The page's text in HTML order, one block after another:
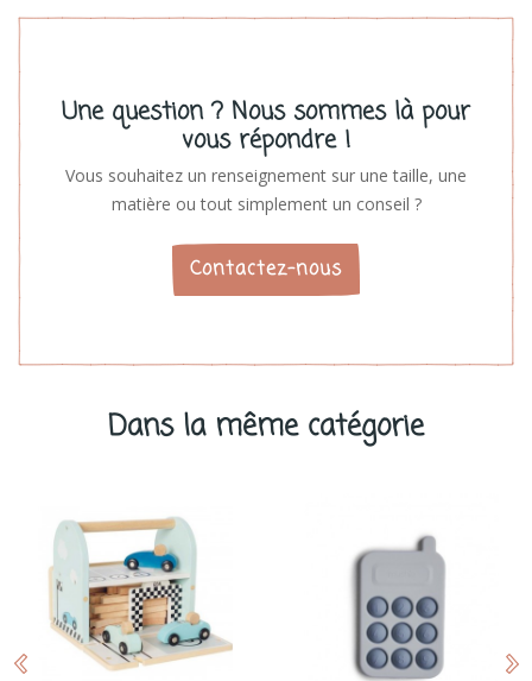
Une question ? Nous sommes là pour
vous répondre !
Vous souhaitez un renseignement sur une taille, une
matière ou tout simplement un conseil ?
Contactez-nous
Dans la même catégorie